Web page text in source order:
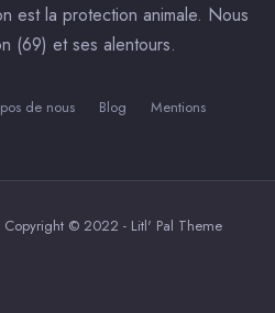
est la protection animale. Nous
(69) et ses alentours.
de nous Blog
Mentions
Copyright © 2022 - Litl' Pal Theme